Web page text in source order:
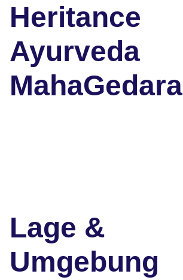
Heritance
Ayurveda
MahaGedara
Lage &
Umgebung